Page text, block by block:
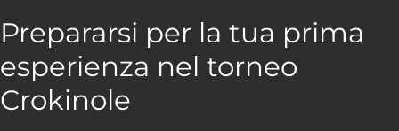
Prepararsi per la tua prima
esperienza nel torneo
Crokinole